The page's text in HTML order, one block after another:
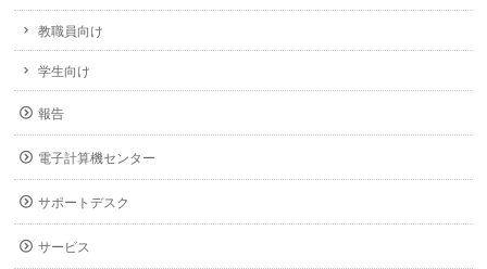
教職員向け
学生向け
報告
電子計算機センター
サポートデスク
サービス